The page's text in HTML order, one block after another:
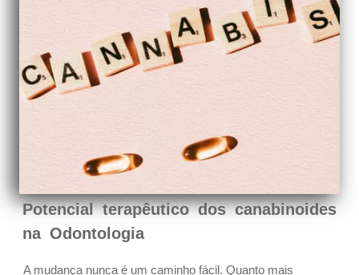
Potencial terapêutico dos canabinoides
na Odontologia
A mudança nunca é um caminho fácil. Quanto mais